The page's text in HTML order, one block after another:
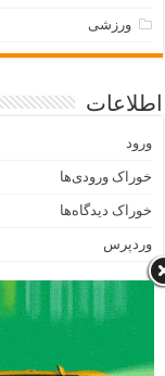
ورزشی
اطلاعات
ورود
خوراک ورودی‌ها
خوراک دیدگاه‌ها
وردپرس